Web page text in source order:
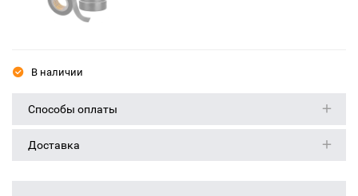
В наличии
Способы оплаты
Доставка